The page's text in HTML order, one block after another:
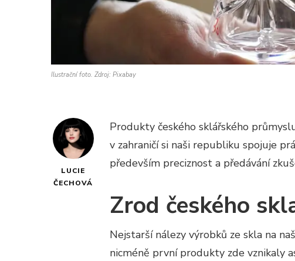
Ilustrační foto. Zdroj: Pixabay
LUCIE
ČECHOVÁ
Produkty českého sklářského
v zahraničí si naši republiku spojuje
především preciznost a předávání
Zrod českého
Nejstarší nálezy výrobků ze skla na
nicméně první produkty zde vznikaly